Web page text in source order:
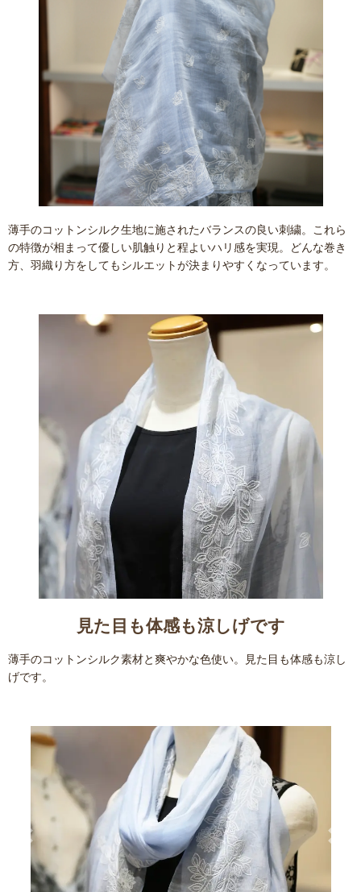
お買い物を続ける カートへ進む
薄手のコットンシルク生地に施されたバランスの良い刺繍。これら
の特徴が相まって優しい肌触りと程よいハリ感を実現。どんな巻き
方、羽織り方をしてもシルエットが決まりやすくなっています。
見た目も体感も涼しげです
薄手のコットンシルク素材と爽やかな色使い。見た目も体感も涼し
げです。